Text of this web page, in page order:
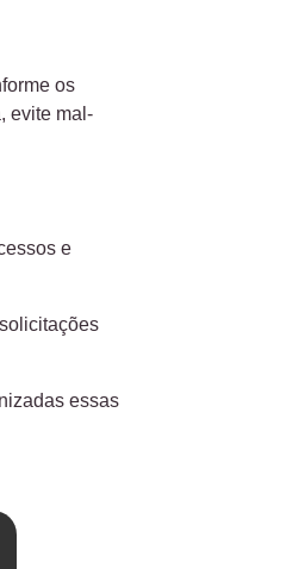
os
evite mal-
e
essas